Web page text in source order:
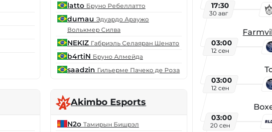
latto Бруно Ребеллатто
dumau Эдуардо Араужо
Волькмер Силва
NEKIZ Габриэль Селаяран Шенато
b4rtiN Бруно Алмейда
saadzin Гильерме Пачеко де Роза
Akimbo Esports
N2o Тамирын Бишрэл
17:30
30 авг
03:00
12 сен
03:00
12 сен
03:00
20 сен